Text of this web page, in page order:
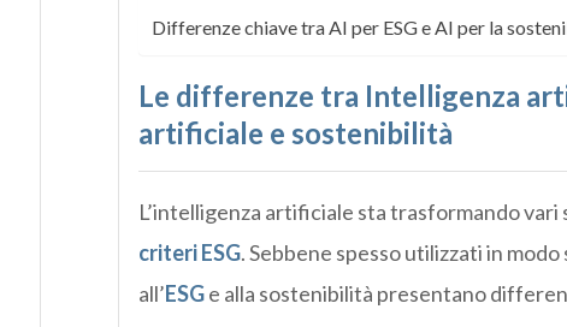
Differenze chiave tra AI per ESG e AI per la
Le differenze tra Intelligenza
artificiale e sostenibilità
L’intelligenza artificiale sta trasformando
criteri ESG. Sebbene spesso utilizzati in
all’ESGe alla sostenibilità presentano